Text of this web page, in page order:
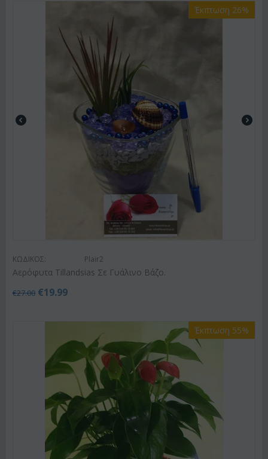
Έκπτωση 26%
ΚΩΔΙΚΟΣ: Plair2
Αερόφυτα Tillandsias Σε Γυάλινο Βάζο.
€27.00 €19.99
Έκπτωση 55%